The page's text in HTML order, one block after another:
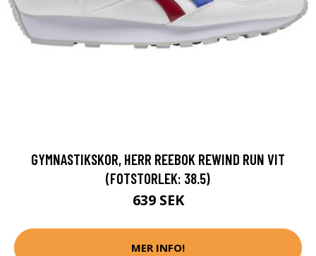
GYMNASTIKSKOR, HERR REEBOK REWIND RUN VIT
(FOTSTORLEK: 38.5)
639 SEK
MER INFO!